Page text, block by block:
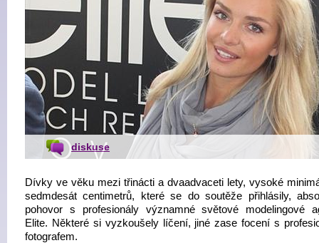
diskuse
Dívky ve věku mezi třinácti a dvaadvaceti lety, vysoké
sedmdesát centimetrů, které se do soutěže přihlásily,
pohovor s profesionály významné světové modelingové
Elite. Některé si vyzkoušely líčení, jiné zase focení s
fotografem.